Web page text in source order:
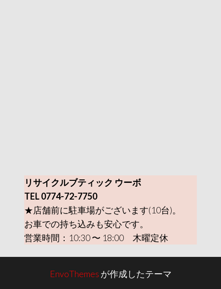
リサイクルブティック ウーボ
TEL 0774-72-7750
★店舗前に駐車場がございます(10台)。
お車での持ち込みも安心です。
営業時間：10:30 〜 18:00 木曜定休
EnvoThemes が作成したテーマ